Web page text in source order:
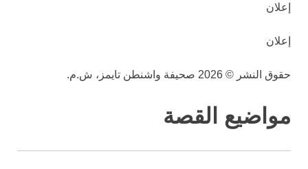
إعلان
إعلان
حقوق النشر © 2026 صحيفة واشنطن تايمز، ش.م.
مواضيع القصة